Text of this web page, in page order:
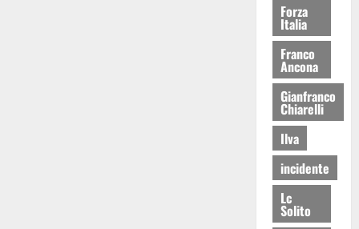
Forza
Italia
Franco
Ancona
Gianfranco
Chiarelli
Ilva
incidente
Lc
Solito